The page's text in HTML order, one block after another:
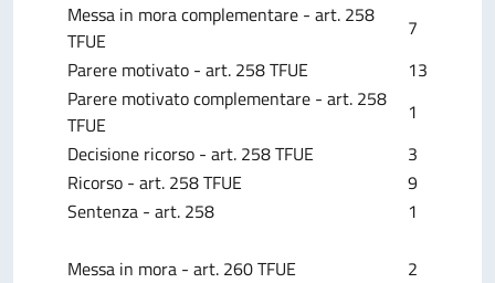
Messa in mora complementare - art. 258
TFUE
7
Parere motivato - art. 258 TFUE
13
Parere motivato complementare - art. 258
TFUE
1
Decisione ricorso - art. 258 TFUE
3
Ricorso - art. 258 TFUE
9
Sentenza - art. 258
1
Messa in mora - art. 260 TFUE
2